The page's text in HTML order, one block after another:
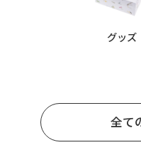
グッズ
全て